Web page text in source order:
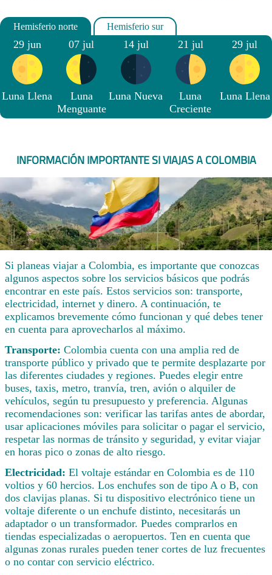
29 jun
Luna Llena
07 jul
Luna
Menguante
14 jul
Luna Nueva
21 jul
Luna
Creciente
29 jul
Luna Llena
INFORMACIÓN IMPORTANTE SI VIAJAS A COLOMBIA
Si planeas viajar a Colombia, es importante que conozcas
algunos aspectos sobre los servicios básicos que podrás
encontrar en este país. Estos servicios son: transporte,
electricidad, internet y dinero. A continuación, te
explicamos brevemente cómo funcionan y qué debes tener
en cuenta para aprovecharlos al máximo.
Transporte: Colombia cuenta con una amplia red de
transporte público y privado que te permite desplazarte por
las diferentes ciudades y regiones. Puedes elegir entre
buses, taxis, metro, tranvía, tren, avión o alquiler de
vehículos, según tu presupuesto y preferencia. Algunas
recomendaciones son: verificar las tarifas antes de abordar,
usar aplicaciones móviles para solicitar o pagar el servicio,
respetar las normas de tránsito y seguridad, y evitar viajar
en horas pico o zonas de alto riesgo.
Electricidad: El voltaje estándar en Colombia es de 110
voltios y 60 hercios. Los enchufes son de tipo A o B, con
dos clavijas planas. Si tu dispositivo electrónico tiene un
voltaje diferente o un enchufe distinto, necesitarás un
adaptador o un transformador. Puedes comprarlos en
tiendas especializadas o aeropuertos. Ten en cuenta que
algunas zonas rurales pueden tener cortes de luz frecuentes
o no contar con servicio eléctrico.